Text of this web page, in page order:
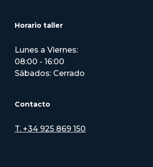
Horario taller
Lunes a Viernes:
08:00 - 16:00
Sábados: Cerrado
Contacto
T. +34 925 869 150